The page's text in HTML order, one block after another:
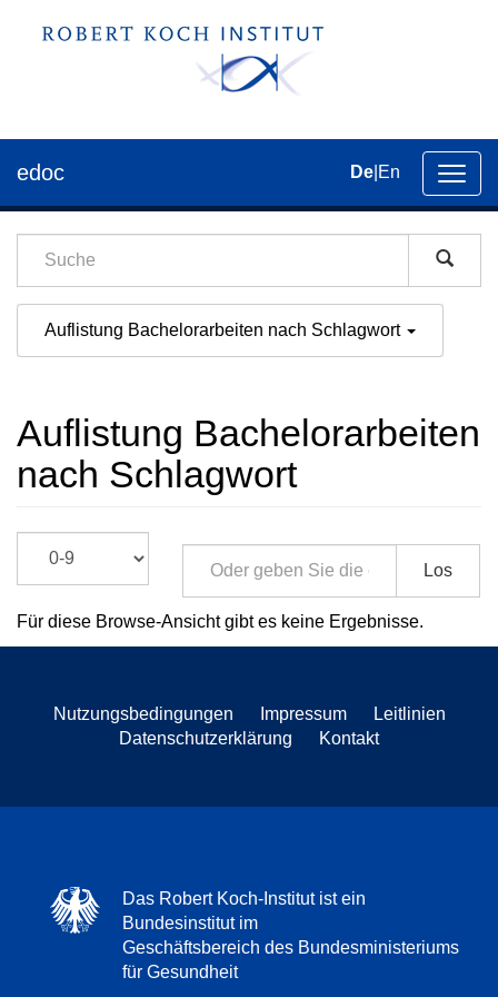
der
edoc De En
Auflistung Bachelorarbeiten nach Schlagwort
Auflistung Bachelorarbeiten
nach Schlagwort
Los
Für diese Browse-Ansicht gibt es keine Ergebnisse.
Nutzungsbedingungen Impressum
Leitlinien
Datenschutzerklärung
Kontakt
Das Robert Koch-Institut ist ein
Bundesinstitut im
Geschäftsbereich des Bundesministeriums
für Gesundheit